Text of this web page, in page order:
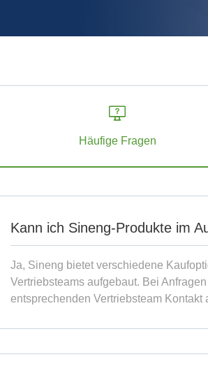
Häufige Fragen
Kann ich Sineng-Produkte im
Ja, Sineng bietet verschiedene
Vertriebsteams aufgebaut. Bei
entsprechenden Vertriebsteam Kontakt